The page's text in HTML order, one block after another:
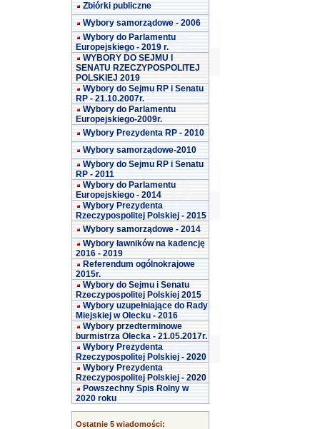
Zbiórki publiczne
Wybory samorządowe - 2006
Wybory do Parlamentu
Europejskiego - 2019 r.
WYBORY DO SEJMU I
SENATU RZECZYPOSPOLITEJ
POLSKIEJ 2019
Wybory do Sejmu RP i Senatu
RP - 21.10.2007r.
Wybory do Parlamentu
Europejskiego-2009r.
Wybory Prezydenta RP - 2010
Wybory samorządowe-2010
Wybory do Sejmu RP i Senatu
RP - 2011
Wybory do Parlamentu
Europejskiego - 2014
Wybory Prezydenta
Rzeczypospolitej Polskiej - 2015
Wybory samorządowe - 2014
Wybory ławników na kadencję
2016 - 2019
Referendum ogólnokrajowe
2015r.
Wybory do Sejmu i Senatu
Rzeczypospolitej Polskiej 2015
Wybory uzupełniające do Rady
Miejskiej w Olecku - 2016
Wybory przedterminowe
burmistrza Olecka - 21.05.2017r.
Wybory Prezydenta
Rzeczypospolitej Polskiej - 2020
Wybory Prezydenta
Rzeczypospolitej Polskiej - 2020
Powszechny Spis Rolny w
2020 roku
Ostatnie 5 wiadomości: